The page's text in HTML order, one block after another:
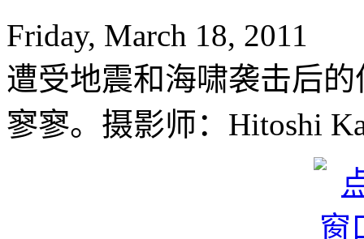
Friday, March 18, 2011
遭受地震和海啸袭击后
寥寥。摄影师：Hitoshi